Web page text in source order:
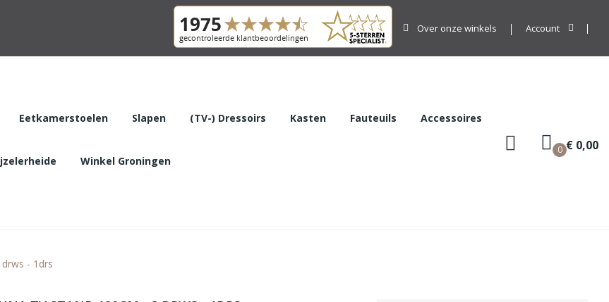
Over onze winkels Account
Eetkamerstoelen Slapen (TV-) Dressoirs Kasten Fauteuils Accessoires
Winkel Groningen
0 € 0,00
- 1drs